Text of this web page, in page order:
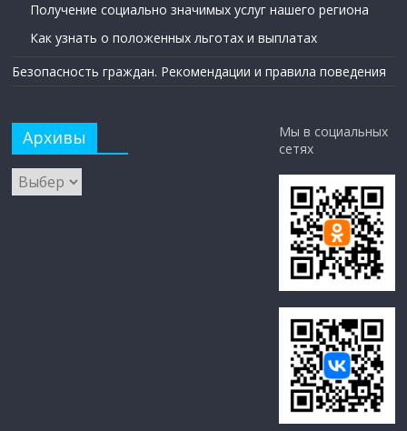
Получение социально значимых услуг нашего региона
Как узнать о положенных льготах и выплатах
Безопасность граждан. Рекомендации и правила поведения
Архивы
Мы в социальных
сетях